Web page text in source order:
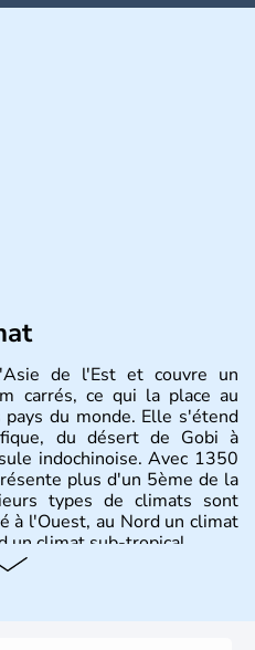
de l'Est et couvre un
carrés, ce qui la place au
du monde. Elle s'étend
du désert de Gobi à
indochinoise. Avec 1350
plus d'un 5ème de la
types de climats sont
à l'Ouest, au Nord un climat
un climat sub-tropical.